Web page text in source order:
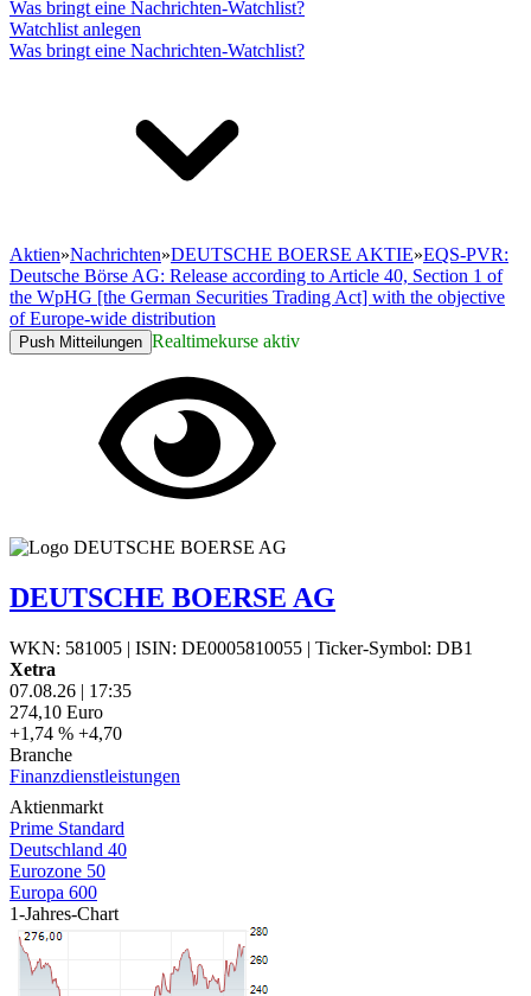
Was bringt eine Nachrichten-Watchlist?
Watchlist anlegen
Was bringt eine Nachrichten-Watchlist?
Aktien»Nachrichten»DEUTSCHE BOERSE AKTIE»EQS-PVR:
Deutsche Börse AG: Release according to Article 40, Section 1 of
the WpHG [the German Securities Trading Act] with the objective
of Europe-wide distribution
Push Mitteilungen Realtimekurse aktiv
DEUTSCHE BOERSE AG
WKN: 581005 | ISIN: DE0005810055 | Ticker-Symbol: DB1
Xetra
07.08.26 | 17:35
274,10 Euro
+1,74 % +4,70
Branche
Finanzdienstleistungen
Aktienmarkt
Prime Standard
Deutschland 40
Eurozone 50
Europa 600
1-Jahres-Chart